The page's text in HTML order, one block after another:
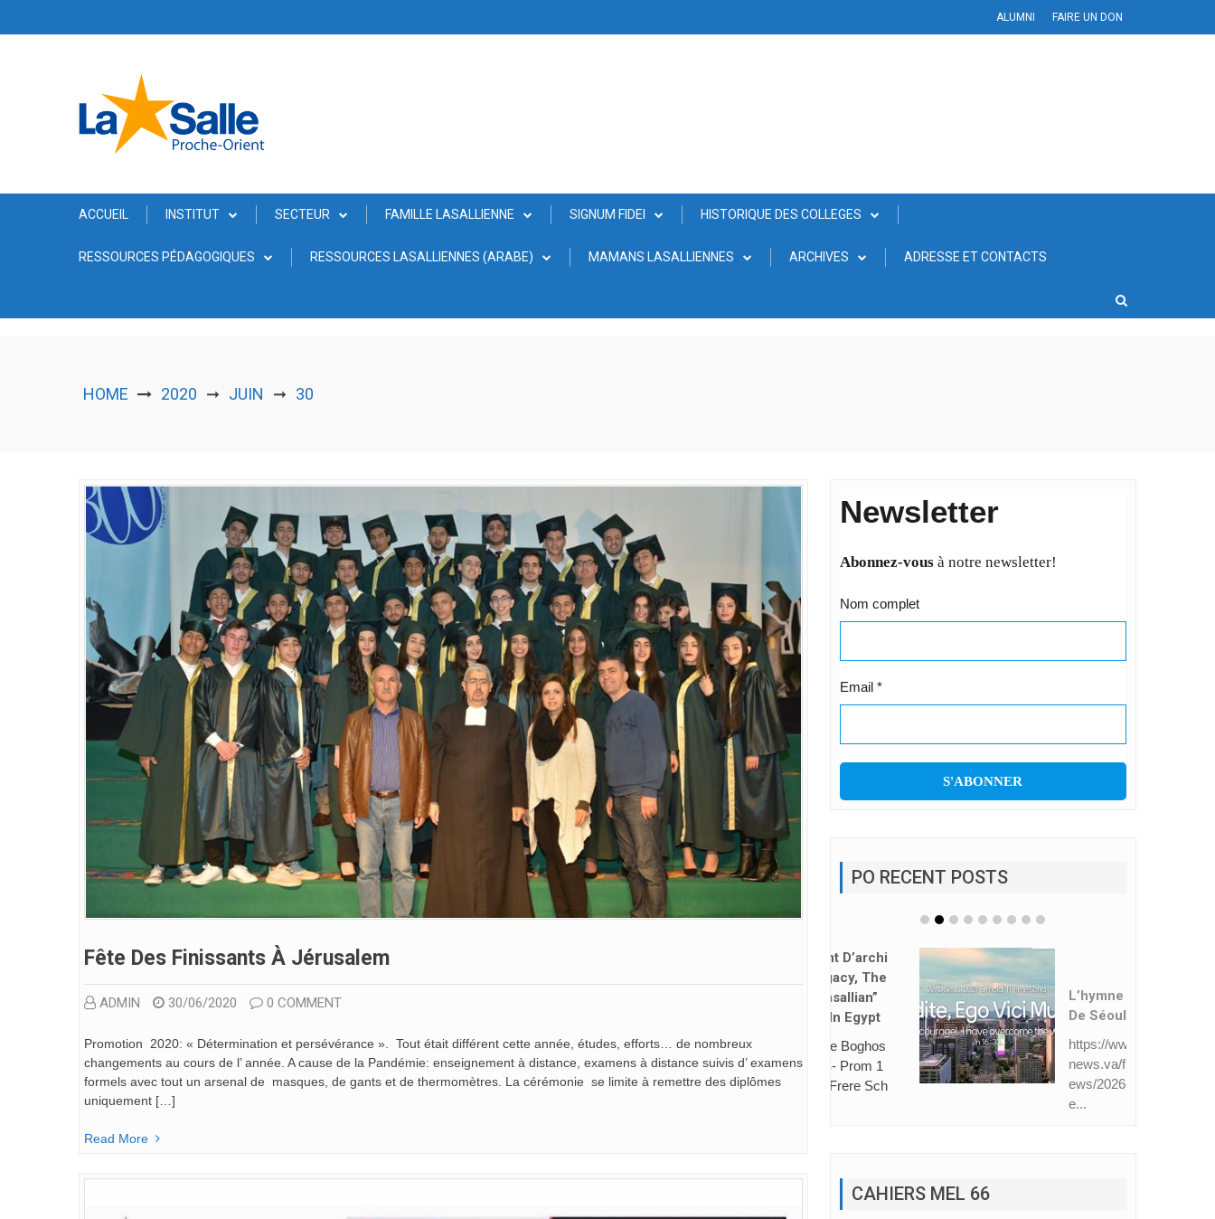
ALUMNI FAIRE UN DON
ACCUEIL INSTITUT SECTEUR FAMILLE LASALLIENNE SIGNUM FIDEI HISTORIQUE DES COLLEGES
RESSOURCES PÉDAGOGIQUES RESSOURCES LASALLIENNES (ARABE) MAMANS LASALLIENNES ARCHIVES ADRESSE ET CONTACTS
HOME 2020 ➞ JUIN ➞ 30
Fête Des Finissants À Jérusalem
ADMIN 30/06/2020 0 COMMENT
Promotion 2020: « Détermination et persévérance ». Tout était différent cette année, études, efforts… de nombreux
changements au cours de l’ année. A cause de la Pandémie: enseignement à distance, examens à distance suivis d’ examens
formels avec tout un arsenal de masques, de gants et de thermomètres. La cérémonie se limite à remettre des diplômes
uniquement […]
Read More
Newsletter
Abonnez-vousà notre newsletter!
Nom complet
Email *
PO RECENT POSTS
L’hymne Des JMJ
De Séoul Dévoilé
https://www.vatican
news.va/fr/eglise/n
ews/2026-08/hymn
e...